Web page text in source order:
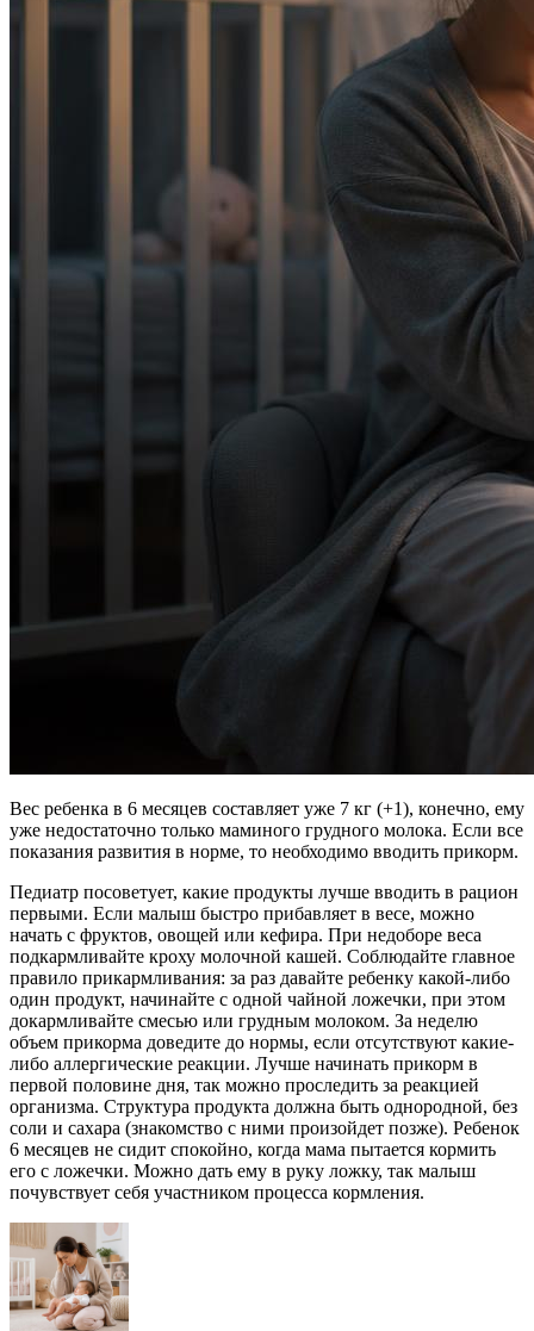
Вес ребенка в 6 месяцев составляет уже 7 кг (+1), конечно, ему
уже недостаточно только маминого грудного молока. Если все
показания развития в норме, то необходимо вводить прикорм.
Педиатр посоветует, какие продукты лучше вводить в рацион
первыми. Если малыш быстро прибавляет в весе, можно
начать с фруктов, овощей или кефира. При недоборе веса
подкармливайте кроху молочной кашей. Соблюдайте главное
правило прикармливания: за раз давайте ребенку какой-либо
один продукт, начинайте с одной чайной ложечки, при этом
докармливайте смесью или грудным молоком. За неделю
объем прикорма доведите до нормы, если отсутствуют какие-
либо аллергические реакции. Лучше начинать прикорм в
первой половине дня, так можно проследить за реакцией
организма. Структура продукта должна быть однородной, без
соли и сахара (знакомство с ними произойдет позже). Ребенок
6 месяцев не сидит спокойно, когда мама пытается кормить
его с ложечки. Можно дать ему в руку ложку, так малыш
почувствует себя участником процесса кормления.